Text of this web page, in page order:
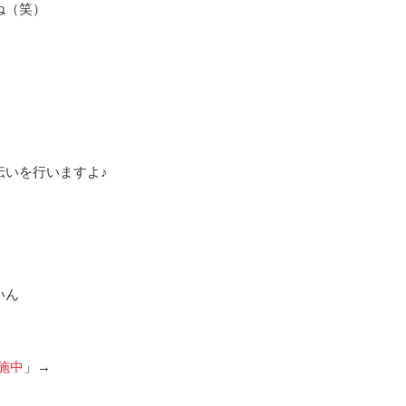
笑）
を行いますよ♪
ん
中 」→